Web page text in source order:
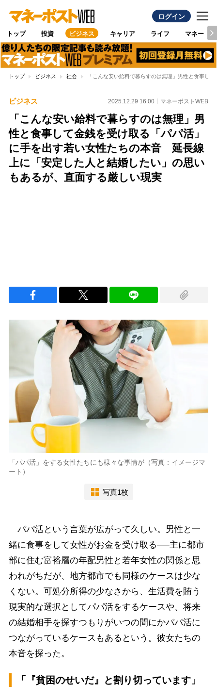
ログイン
トップ 投資 ビジネス キャリア ライフ マネー
トップ ビジネス 社会 「こんな安い給料で暮らすのは無理」男性と食事し
ビジネス 2025.12.29 16:00 マネーポストWEB
「こんな安い給料で暮らすのは無理」男
性と食事して金銭を受け取る「パパ活」
に手を出す若い女性たちの本音 延長線
上に「安定した人と結婚したい」の思い
もあるが、直面する厳しい現実
「パパ活」をする女性たちにも様々な事情が（写真：イメージマ
ート）
写真1枚
パパ活という言葉が広がって久しい。男性と一
緒に食事をして女性がお金を受け取る──主に都市
部に住む富裕層の年配男性と若年女性の関係と思
われがちだが、地方都市でも同様のケースは少な
くない。可処分所得の少なさから、生活費を賄う
現実的な選択としてパパ活をするケースや、将来
の結婚相手を探すつもりがいつの間にかパパ活に
つながっているケースもあるという。彼女たちの
本音を探った。
「『貧困のせいだ』と割り切っています」